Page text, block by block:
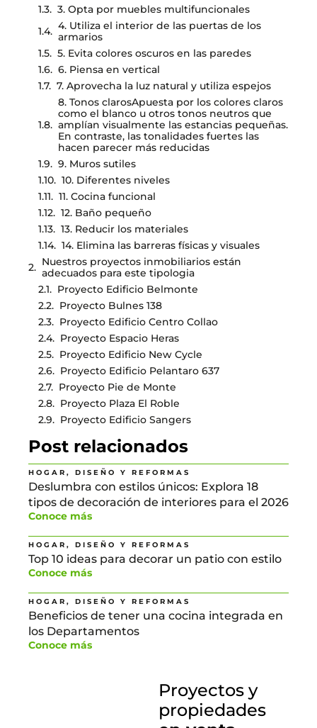
3. Opta por muebles multifuncionales
4. Utiliza el interior de las puertas de los
armarios
5. Evita colores oscuros en las paredes
6. Piensa en vertical
7. Aprovecha la luz natural y utiliza espejos
8. Tonos clarosApuesta por los colores claros
como el blanco u otros tonos neutros que
amplían visualmente las estancias pequeñas.
En contraste, las tonalidades fuertes las
hacen parecer más reducidas
9. Muros sutiles
10. Diferentes niveles
11. Cocina funcional
12. Baño pequeño
13. Reducir los materiales
14. Elimina las barreras físicas y visuales
Nuestros proyectos inmobiliarios están
adecuados para este tipologia
Proyecto Edificio Belmonte
Proyecto Bulnes 138
Proyecto Edificio Centro Collao
Proyecto Espacio Heras
Proyecto Edificio New Cycle
Proyecto Edificio Pelantaro 637
Proyecto Pie de Monte
Proyecto Plaza El Roble
Proyecto Edificio Sangers
Post relacionados
HOGAR, DISEÑO Y REFORMAS
Deslumbra con estilos únicos: Explora 18
tipos de decoración de interiores para el 2026
Conoce más
HOGAR, DISEÑO Y REFORMAS
Top 10 ideas para decorar un patio con estilo
Conoce más
HOGAR, DISEÑO Y REFORMAS
Beneficios de tener una cocina integrada en
los Departamentos
Conoce más
Proyectos y
propiedades